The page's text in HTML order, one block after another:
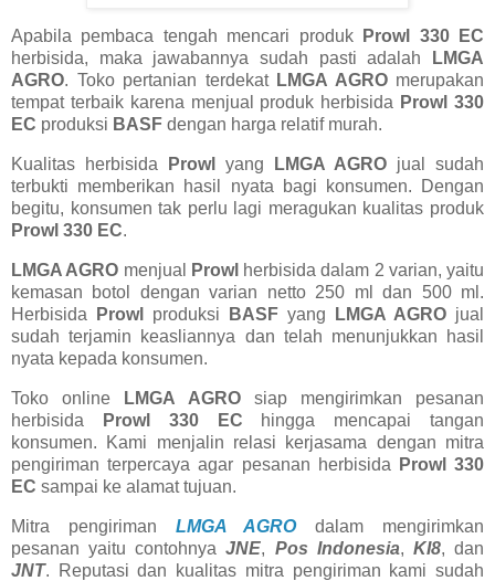
Apabila pembaca tengah mencari produk
Prowl 330 EC
herbisida, maka jawabannya sudah pasti adalah
LMGA
AGRO. Toko pertanian terdekat LMGA AGROmerupakan
tempat terbaik karena menjual produk herbisida Prowl 330
EC produksi BASF dengan harga relatif murah.
Kualitas herbisida Prowl yang LMGA AGRO jual sudah
terbukti memberikan hasil nyata bagi konsumen. Dengan
begitu, konsumen tak perlu lagi meragukan kualitas produk
Prowl 330 EC.
LMGA AGRO menjual Prowl herbisida dalam 2 varian, yaitu
kemasan botol dengan varian netto 250 ml dan 500 ml.
Herbisida
Prowl produksi BASF yang LMGA AGRO jual
sudah terjamin keasliannya dan telah menunjukkan hasil
nyata kepada konsumen.
Toko online LMGA AGROsiap mengirimkan pesanan
herbisida
Prowl 330 EC hingga mencapai tangan
konsumen. Kami menjalin relasi kerjasama dengan mitra
pengiriman terpercaya agar pesanan herbisida
Prowl 330
EC sampai ke alamat tujuan.
Mitra pengiriman LMGA AGROdalam mengirimkan
pesanan yaitu contohnyaJNE, Pos Indonesia, KI8, dan
JNT. Reputasi dan kualitas mitra pengiriman kami sudah